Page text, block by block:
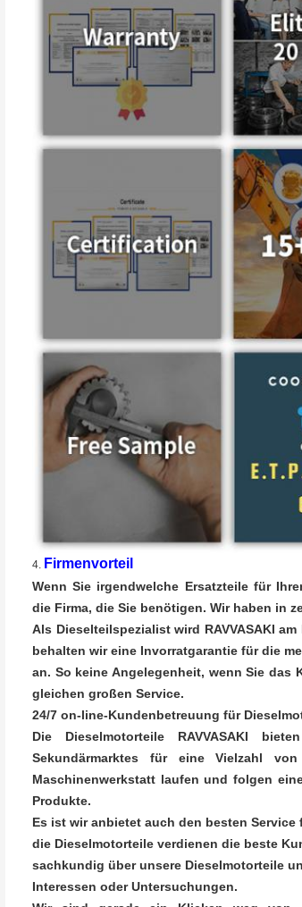
4. Firmenvorteil
Wenn Sie irgendwelche Ersatzteile für
die Firma, die Sie benötigen. Wir haben in
Als Dieselteilspezialist wird RAVVASAKI
behalten wir eine Invorratgarantie für die
an. So keine Angelegenheit, wenn Sie das
gleichen großen Service.
24/7 on-line-Kundenbetreuung für
Die Dieselmotorteile RAVVASAKI
Sekundärmarktes für eine Vielzahl
Maschinenwerkstatt laufen und folgen
Produkte.
Es ist wir anbietet auch den besten
die Dieselmotorteile verdienen die beste
sachkundig über unsere Dieselmotorteile
Interessen oder Untersuchungen.